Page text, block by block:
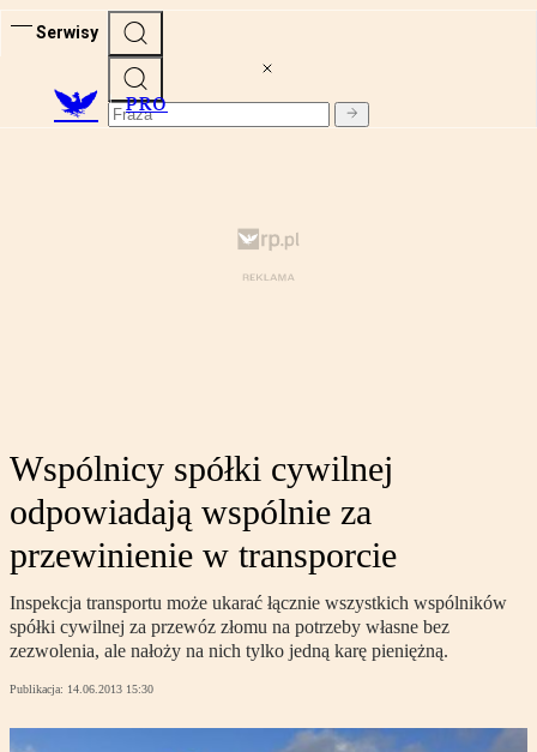
Serwisy
PRO
Wspólnicy spółki cywilnej
odpowiadają wspólnie za
przewinienie w transporcie
Inspekcja transportu może ukarać łącznie wszystkich wspólników
spółki cywilnej za przewóz złomu na potrzeby własne bez
zezwolenia, ale nałoży na nich tylko jedną karę pieniężną.
Publikacja: 14.06.2013 15:30